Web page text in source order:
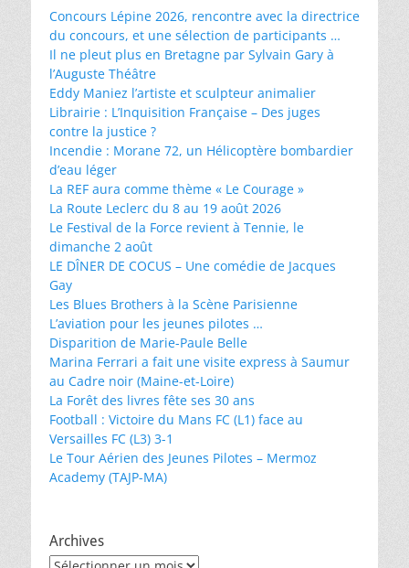
Concours Lépine 2026, rencontre avec la directrice
du concours, et une sélection de participants …
Il ne pleut plus en Bretagne par Sylvain Gary à
l’Auguste Théâtre
Eddy Maniez l’artiste et sculpteur animalier
Librairie : L’Inquisition Française – Des juges
contre la justice ?
Incendie : Morane 72, un Hélicoptère bombardier
d’eau léger
La REF aura comme thème « Le Courage »
La Route Leclerc du 8 au 19 août 2026
Le Festival de la Force revient à Tennie, le
dimanche 2 août
LE DÎNER DE COCUS – Une comédie de Jacques
Gay
Les Blues Brothers à la Scène Parisienne
L’aviation pour les jeunes pilotes …
Disparition de Marie-Paule Belle
Marina Ferrari a fait une visite express à Saumur
au Cadre noir (Maine-et-Loire)
La Forêt des livres fête ses 30 ans
Football : Victoire du Mans FC (L1) face au
Versailles FC (L3) 3-1
Le Tour Aérien des Jeunes Pilotes – Mermoz
Academy (TAJP-MA)
Archives
Archives